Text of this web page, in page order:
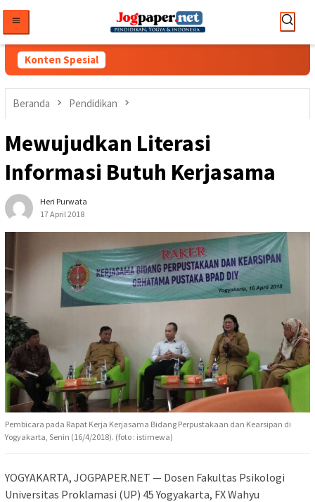
konten
Konten Spesial
Beranda Pendidikan
Mewujudkan Literasi
Informasi Butuh Kerjasama
Heri Purwata
17 April 2018
Pembicara pada Rapat Kerja Kerjasama Bidang Perpustakaan dan Kearsipan di
Yogyakarta, Senin (16/4/2018). (foto : istimewa)
YOGYAKARTA, JOGPAPER.NET — Dosen Fakultas Psikologi
Universitas Proklamasi (UP) 45 Yogyakarta, FX Wahyu